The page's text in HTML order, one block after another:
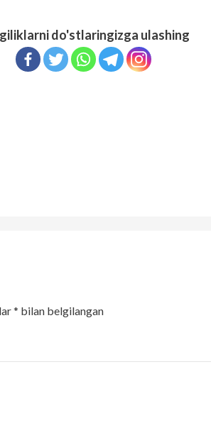
do'stlaringizga ulashing
* bilan belgilangan